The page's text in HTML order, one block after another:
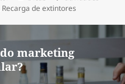
Recarga de extintores
marketing